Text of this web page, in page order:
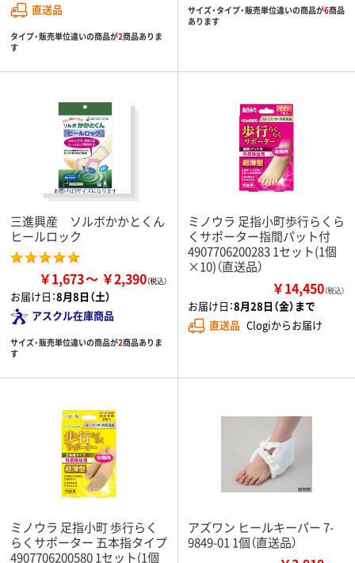
直送品
タイプ・販売単位違いの商品が2商品ありま
す
サイズ・タイプ・販売単位違いの商品が6商品
あります
三進興産 ソルボかかとくん
ヒールロック
￥1,673 ￥2,390
お届け日：8月8日（土）
アスクル在庫商品
サイズ・販売単位違いの商品が2商品ありま
す
ミノウラ 足指小町歩行らくら
くサポーター指間パット付
4907706200283 1セット(1個
×10)（直送品）
￥14,450（税込）
お届け日：8月28日（金）まで
直送品 Clogiからお届け
ミノウラ 足指小町 歩行らく
らくサポーター 五本指タイプ
4907706200580 1セット(1個
アズワン ヒールキーパー 7-
9849-01 1個（直送品）